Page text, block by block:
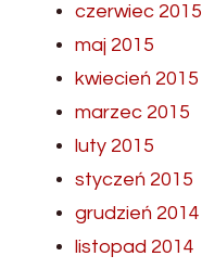
czerwiec 2015
maj 2015
kwiecień 2015
marzec 2015
luty 2015
styczeń 2015
grudzień 2014
listopad 2014